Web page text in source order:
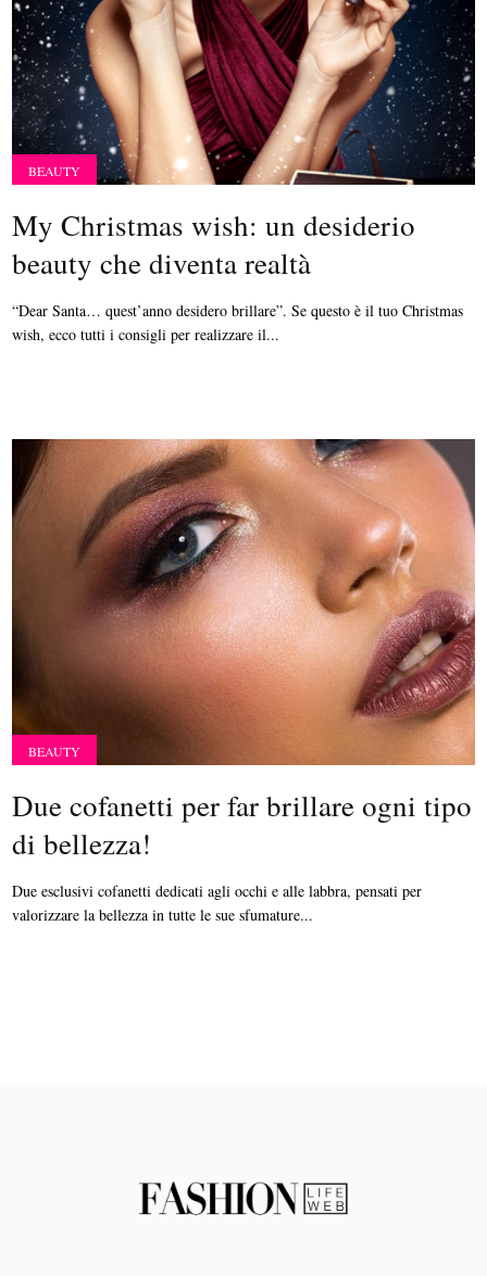
BEAUTY
My Christmas wish: un desiderio
beauty che diventa realtà
“Dear Santa… quest’anno desidero brillare”. Se questo è il tuo Christmas
wish, ecco tutti i consigli per realizzare il...
BEAUTY
Due cofanetti per far brillare ogni tipo
di bellezza!
Due esclusivi cofanetti dedicati agli occhi e alle labbra, pensati per
valorizzare la bellezza in tutte le sue sfumature...